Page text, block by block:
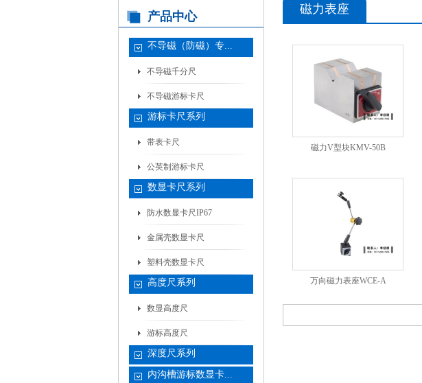
产品中心
不导磁（防磁）专...
不导磁千分尺
不导磁游标卡尺
游标卡尺系列
带表卡尺
公英制游标卡尺
数显卡尺系列
防水数显卡尺IP67
金属壳数显卡尺
塑料壳数显卡尺
高度尺系列
数显高度尺
游标高度尺
深度尺系列
内沟槽游标数显卡...
磁力表座
磁力V型块KMV-50B
万向磁力表座WCE-A